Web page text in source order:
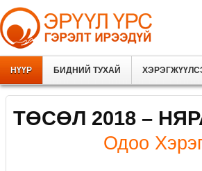
НҮҮР БИДНИЙ ТУХАЙ
ТӨСӨЛ 2018 –
Одоо